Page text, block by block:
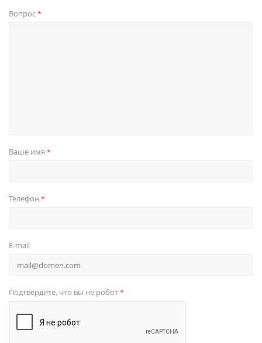
Вопрос*
Ваше имя *
Телефон *
E-mail
Подтвердите, что вы не робот*